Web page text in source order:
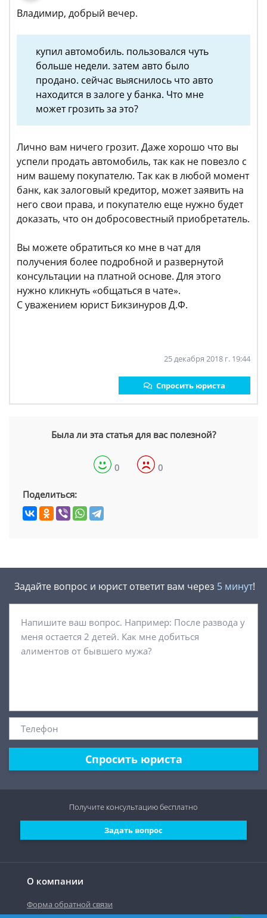
Владимир, добрый вечер.
купил автомобиль. пользовался чуть
больше недели. затем авто было
продано. сейчас выяснилось что авто
находится в залоге у банка. Что мне
может грозить за это?
Лично вам ничего грозит. Даже хорошо что вы
успели продать автомобиль, так как не повезло с
ним вашему покупателю. Так как в любой момент
банк, как залоговый кредитор, может заявить на
него свои права, и покупателю еще нужно будет
доказать, что он добросовестный приобретатель.
Вы можете обратиться ко мне в чат для
получения более подробной и развернутой
консультации на платной основе. Для этого
нужно кликнуть «общаться в чате».
С уважением юрист Бикзинуров Д.Ф.
25 декабря 2018 г. 19:44
Спросить юриста
Была ли эта статья для вас полезной?
0 0
Поделиться:
Задайте вопрос и юрист ответит вам через 5 минут!
Спросить юриста
О компании
Форма обратной связи
Задать вопрос
Получите консультациюбесплатно